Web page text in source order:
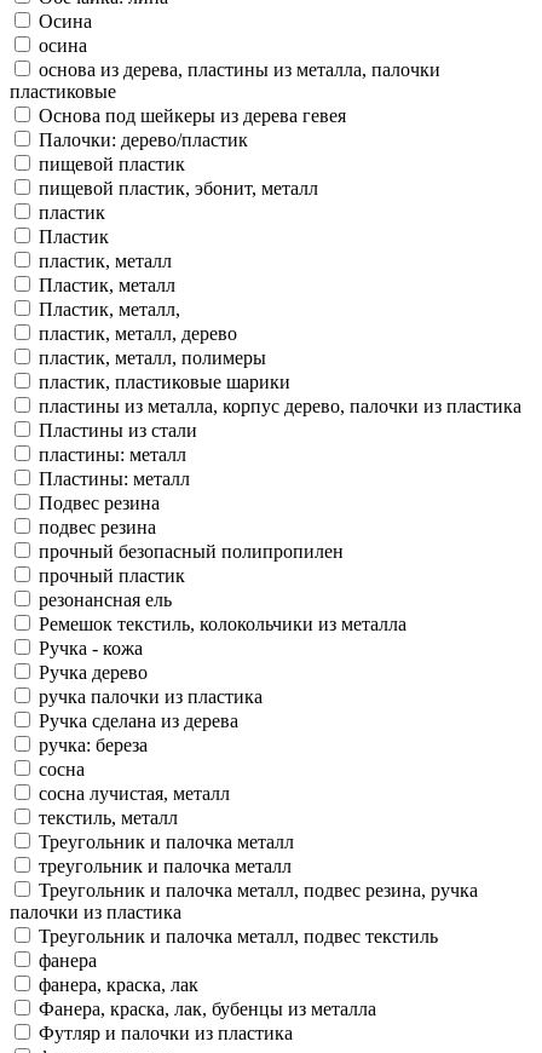
Осина
осина
основа из дерева, пластины из металла, палочки
пластиковые
Основа под шейкеры из дерева гевея
Палочки: дерево/пластик
пищевой пластик
пищевой пластик, эбонит, металл
пластик
Пластик
пластик, металл
Пластик, металл
Пластик, металл,
пластик, металл, дерево
пластик, металл, полимеры
пластик, пластиковые шарики
пластины из металла, корпус дерево, палочки из пластика
Пластины из стали
пластины: металл
Пластины: металл
Подвес резина
подвес резина
прочный безопасный полипропилен
прочный пластик
резонансная ель
Ремешок текстиль, колокольчики из металла
Ручка - кожа
Ручка дерево
ручка палочки из пластика
Ручка сделана из дерева
ручка: береза
сосна
сосна лучистая, металл
текстиль, металл
Треугольник и палочка металл
треугольник и палочка металл
Треугольник и палочка металл, подвес резина, ручка
палочки из пластика
Треугольник и палочка металл, подвес текстиль
фанера
фанера, краска, лак
Фанера, краска, лак, бубенцы из металла
Футляр и палочки из пластика